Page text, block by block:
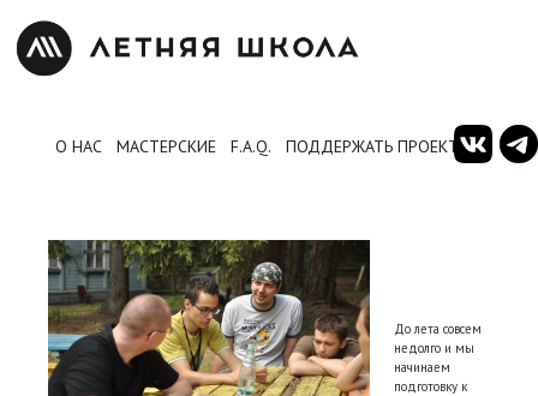
О НАС МАСТЕРСКИЕ F.A.Q. ПОДДЕРЖАТЬ ПРОЕКТ
До лета совсем
недолго и мы
начинаем
подготовку к